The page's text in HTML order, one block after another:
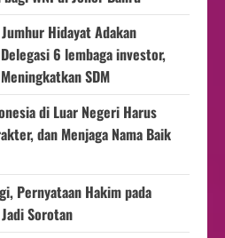
Hidayat Adakan
6 lembaga investor,
SDM
di Luar Negeri Harus
dan Menjaga Nama Baik
Pernyataan Hakim pada
Sorotan